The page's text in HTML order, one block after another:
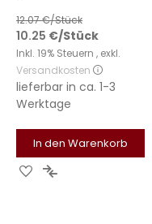
12.07€/Stück
10.25 €/Stück
Inkl. 19% Steuern , exkl.
Versandkosten
lieferbar in ca. 1-3
Werktage
In den Warenkorb
Zur Zur